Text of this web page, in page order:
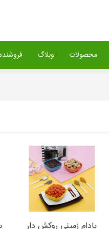
محصولات وبلاگ